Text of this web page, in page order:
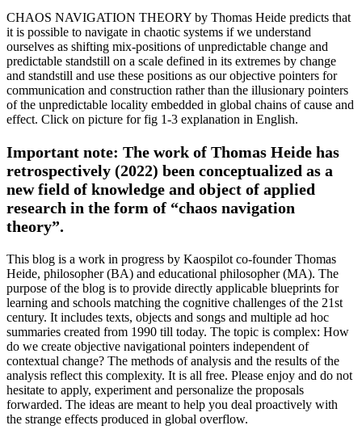
CHAOS NAVIGATION THEORY by Thomas Heide predicts that
it is possible to navigate in chaotic systems if we understand
ourselves as shifting mix-positions of unpredictable change and
predictable standstill on a scale defined in its extremes by change
and standstill and use these positions as our objective pointers for
communication and construction rather than the illusionary pointers
of the unpredictable locality embedded in global chains of cause and
effect. Click on picture for fig 1-3 explanation in English.
Important note: The work of Thomas Heide has
retrospectively (2022) been conceptualized as a
new field of knowledge and object of applied
research in the form of “chaos navigation
theory”.
This blog is a work in progress by Kaospilot co-founder Thomas
Heide, philosopher (BA) and educational philosopher (MA). The
purpose of the blog is to provide directly applicable blueprints for
learning and schools matching the cognitive challenges of the 21st
century. It includes texts, objects and songs and multiple ad hoc
summaries created from 1990 till today. The topic is complex: How
do we create objective navigational pointers independent of
contextual change? The methods of analysis and the results of the
analysis reflect this complexity. It is all free. Please enjoy and do not
hesitate to apply, experiment and personalize the proposals
forwarded. The ideas are meant to help you deal proactively with
the strange effects produced in global overflow.